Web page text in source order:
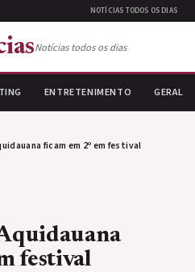
NOTÍCIAS TODOS OS DIAS
Notícias todos os dias
ENTRETENIMENTO GERAL
ficam em 2º em festival
festival